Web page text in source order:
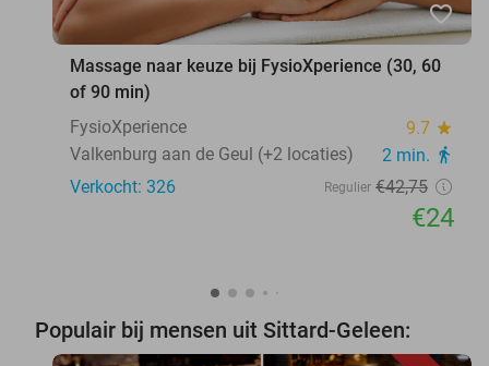
favorite_border
Massage naar keuze bij FysioXperience (30, 60
of 90 min)
FysioXperience
9.7 star
Valkenburg aan de Geul (+2 locaties) 2 min. directions_walk
Verkocht: 326 Regulier €42,75
€24
Populair bij mensen uit Sittard-Geleen: